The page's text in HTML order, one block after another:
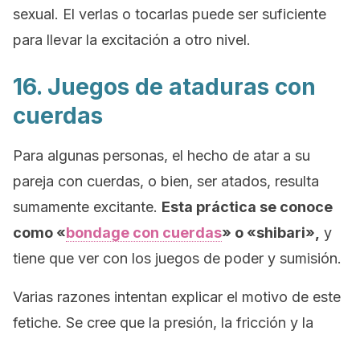
sexual. El verlas o tocarlas puede ser suficiente
para llevar la excitación a otro nivel.
16. Juegos de ataduras con
cuerdas
Para algunas personas, el hecho de atar a su
pareja con cuerdas, o bien, ser atados, resulta
sumamente excitante. Esta práctica se conoce
como «bondage con cuerdas» o «shibari», y
tiene que ver con los juegos de poder y sumisión.
Varias razones intentan explicar el motivo de este
fetiche. Se cree que la presión, la fricción y la